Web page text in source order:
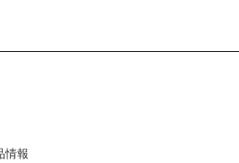
情報